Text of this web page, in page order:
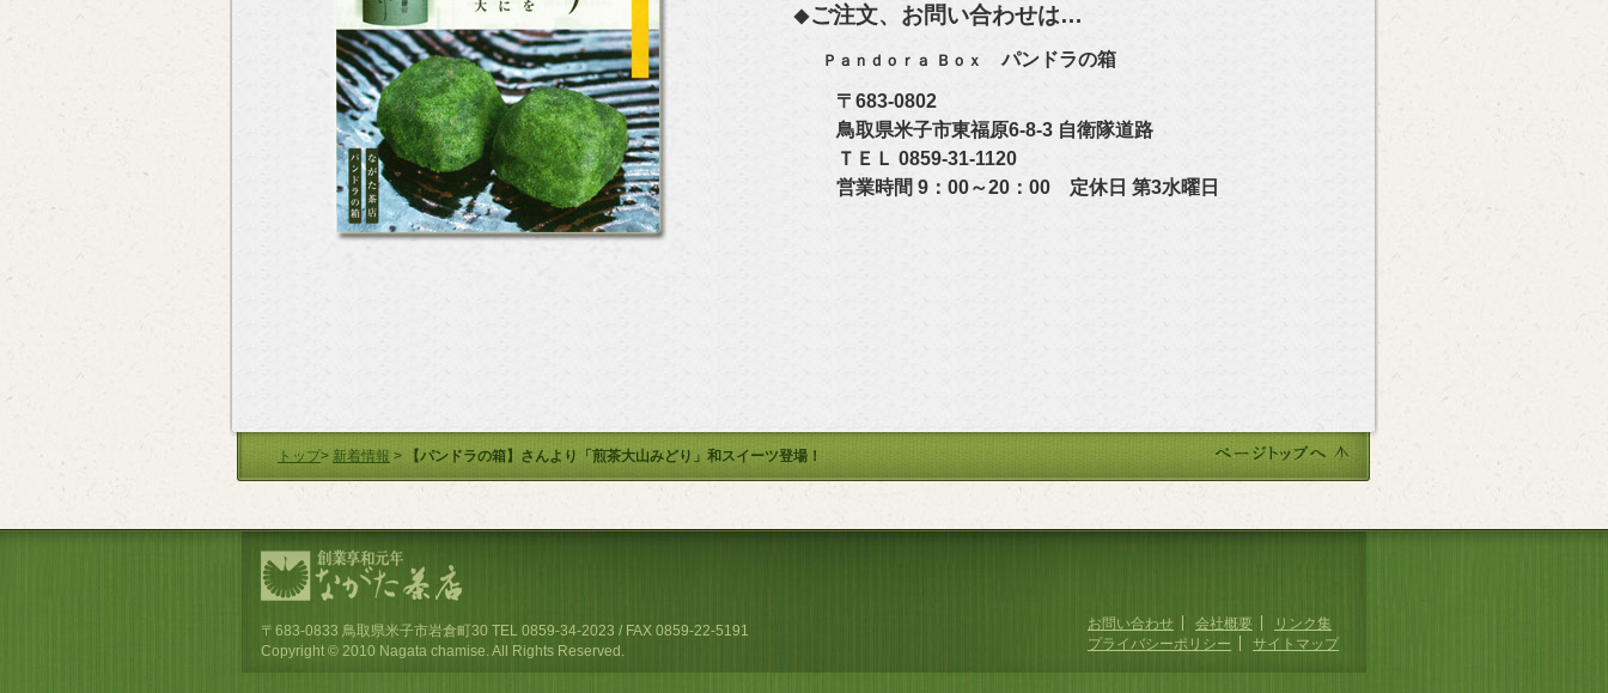
◆ご注文、お問い合わせは…
Ｐａｎｄｏｒａ Ｂｏｘ パンドラの箱
〒683-0802
鳥取県米子市東福原6-8-3 自衛隊道路
ＴＥＬ 0859-31-1120
営業時間 9：00～20：00 定休日 第3水曜日
トップ> 新着情報 > 【パンドラの箱】さんより「煎茶大山みどり」和スイーツ登場！
〒683-0833 鳥取県米子市岩倉町30 TEL 0859-34-2023 / FAX 0859-22-5191
Copyright © 2010 Nagata chamise. All Rights Reserved.
お問い合わせ 会社概要
リンク集
プライバシーポリシー
サイトマップ